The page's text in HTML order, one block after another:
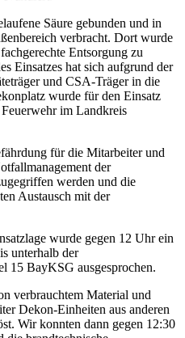
Säure gebunden und in
verbracht. Dort wurde
Entsorgung zu
Einsatzes hat sich aufgrund der
und CSA-Träger in die
wurde für den Einsatz
im Landkreis
für die Mitarbeiter und
der
werden und die
Austausch mit der
wurde gegen 12 Uhr ein
unterhalb der
15 BayKSG ausgesprochen.
verbrauchtem Material und
Dekon-Einheiten aus anderen
Wir konnten dann gegen 12:30